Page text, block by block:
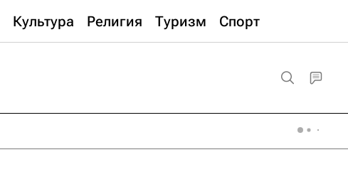
Культура Религия Туризм Спорт